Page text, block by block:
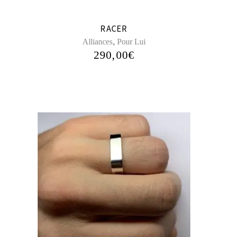
RACER
Alliances, Pour Lui
290,00€